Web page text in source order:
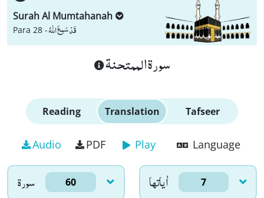
Surah Al Mumtahanah
Para 28 -قَدْ سَمِعَ اللّٰهُ
سورة الممتحنة
Reading Translation Tafseer
Audio PDF Play Language
سورۃ 60 اٰياتها 7